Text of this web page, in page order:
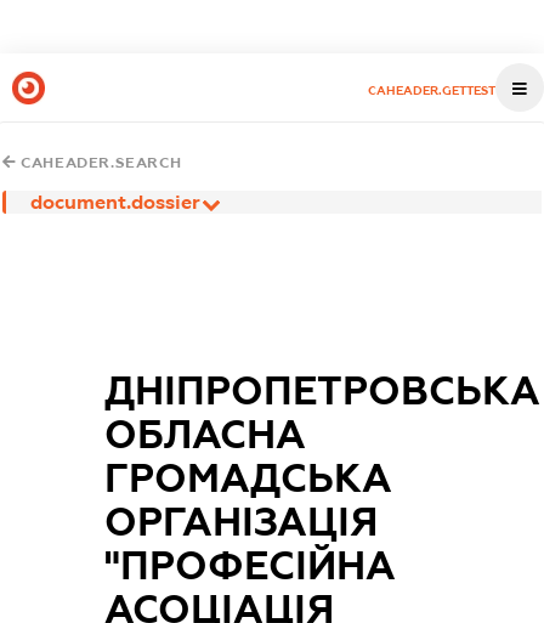
CAHEADER.GETTEST
CAHEADER.SEARCH
document.dossier
ДНІПРОПЕТРОВСЬКА
ОБЛАСНА
ГРОМАДСЬКА
ОРГАНІЗАЦІЯ
"ПРОФЕСІЙНА
АСОЦІАЦІЯ